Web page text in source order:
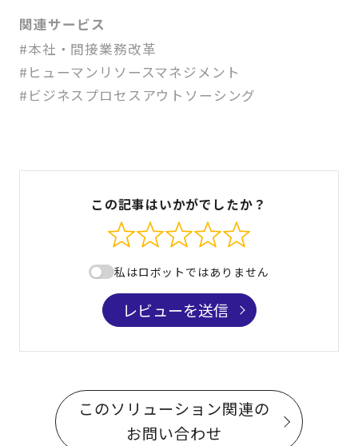
関連サービス
#本社・間接業務改革
#ヒューマンリソースマネジメント
#ビジネスプロセスアウトソーシング
この記事はいかがでしたか？
私はロボットではありません
レビューを送信
このソリューション関連の
お問い合わせ